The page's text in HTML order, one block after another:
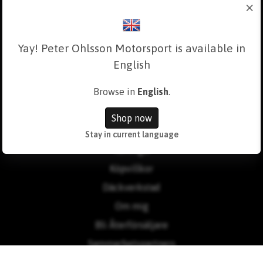
Kontakt
Köpvillkor
Däckverkstad
Om mig
Bli Återförsäljare
Sammarbetspartners
×
Yay! Peter Ohlsson Motorsport is available in
English
Browse in English.
Shop now
Stay in current language